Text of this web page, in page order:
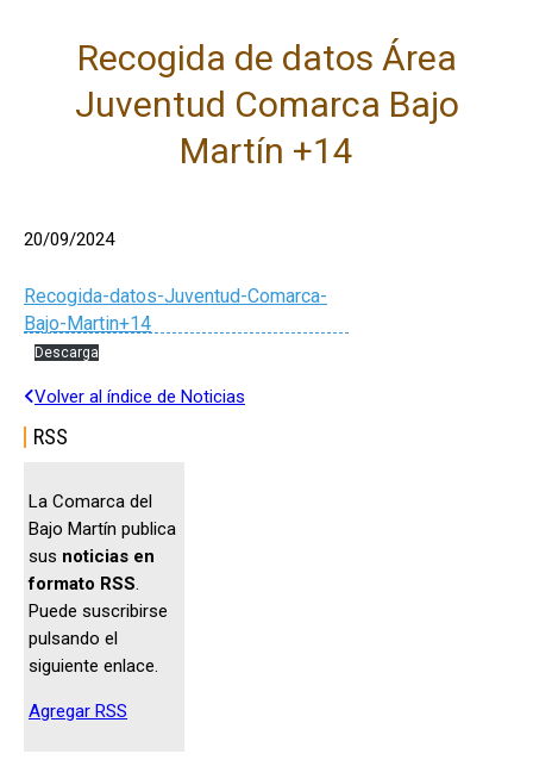
Recogida de datos Área
Juventud Comarca Bajo
Martín +14
20/09/2024
Recogida-datos-Juventud-Comarca-
Bajo-Martin+14
Descarga
Volver al índice de Noticias
RSS
La Comarca del
Bajo Martín publica
sus noticias en
formato RSS.
Puede suscribirse
pulsando el
siguiente enlace.
Agregar RSS